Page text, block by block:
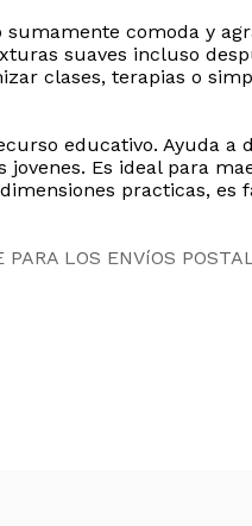
comoda y
suaves incluso
clases, terapias o
educativo. Ayuda a
Es ideal para
practicas,
LOS ENVíOS